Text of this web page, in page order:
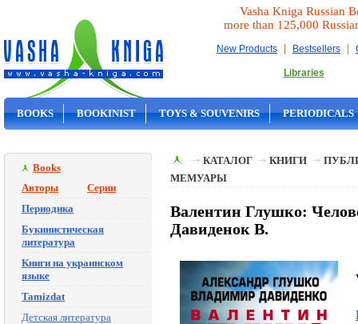
Vasha Kniga Russian
more than 125,000
New Products | Bestsellers |
Libraries
BOOKS BOOKINIST TOYS & SOUVENIRS PERIODICALS
Books
Авторы
Серии
Периодика
Букинистическая
литература
Книги на украинском
языке
Tamizdat
Детская литература
КАТАЛОГ КНИГИ
МЕМУАРЫ
Валентин Глушко:
Давиденок В.